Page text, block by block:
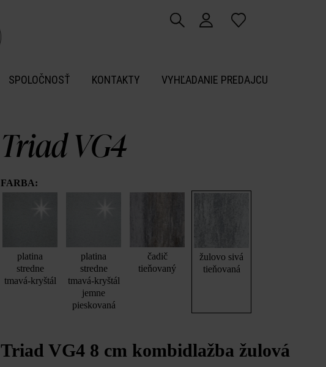
SPOLOČNOSŤ KONTAKTY VYHĽADANIE PREDAJCU
Triad VG4
FARBA:
platina
stredne
tmavá-kryštál
platina
stredne
tmavá-kryštál
jemne
pieskovaná
čadič
tieňovaný
žulovo sivá
tieňovaná
Triad VG4 8 cm kombidlažba žulová